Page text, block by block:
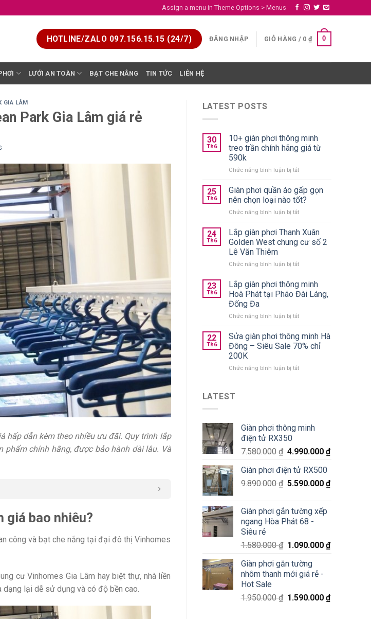
Assign a menu in Theme Options > Menus
HOTLINE/ZALO 097.156.15.15 (24/7) ĐĂNG NHẬP GIỎ HÀNG / 0 ₫ 0
LƯỚI AN TOÀN BẠT CHE NẮNG TIN TỨC LIÊN HỆ
GIA LÂM
Park Gia Lâm giá rẻ
hấp dẫn kèm theo nhiều ưu đãi. Quy trình lắp
phẩm chính hãng, được bảo hành dài lâu. Và
giá bao nhiêu?
công và bạt che nắng tại đại đô thị Vinhomes
cư Vinhomes Gia Lâm hay biệt thự, nhà liền
lại dễ sử dụng và có độ bền cao.
LATEST POSTS
30
Th6
10+ giàn phơi thông minh
treo trần chính hãng giá từ
590k
Chức năng bình luận bị tắtở
giàn
phơi
thông
minh
trần
chính
từ
25
Th6
Giàn phơi quần áo gấp gọn
nên chọn loại nào tốt?
Chức năng bình luận bị tắtở
phơi
áo
gọn
chọn
loại
nào
24
Th6
Lắp giàn phơi Thanh Xuân
Golden West chung cư số 2
Lê Văn Thiêm
Chức năng bình luận bị tắtở
giàn
phơi
Thanh
Golden
chung
cư
số
Lê
23
Th6
Lắp giàn phơi thông minh
Hoà Phát tại Pháo Đài Láng,
Đống Đa
Chức năng bình luận bị tắtở
giàn
phơi
thông
Hoà
Đa
22
Th6
Sửa giàn phơi thông minh Hà
Đông – Siêu Sale 70% chỉ
200K
Chức năng bình luận bị tắtở
Đông
Sale
chỉ
200K
LATEST
Giàn phơi thông minh
điện tử RX350
7.580.000₫ 4.990.000₫
Giàn phơi điện tử RX500
9.890.000₫ 5.590.000₫
Giàn phơi gắn tường xếp
ngang Hòa Phát 68 -
Siêu rẻ
1.580.000₫ 1.090.000₫
Giàn phơi gắn tường
nhôm thanh mới giá rẻ -
Hot Sale
1.950.000₫ 1.590.000₫